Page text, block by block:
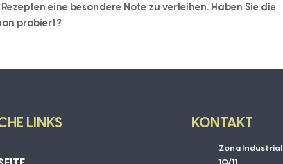
eine besondere Note zu verleihen. Haben Sie die
probiert?
LINKS KONTAKT
Zona Industrial
10/11